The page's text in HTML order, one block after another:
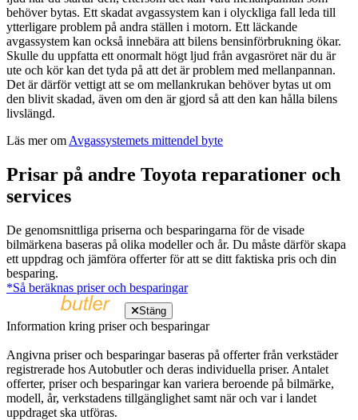
behöver bytas. Ett skadat avgassystem kan i olyckliga fall leda till
ytterligare problem på andra ställen i motorn. Ett läckande
avgassystem kan också innebära att bilens bensinförbrukning ökar.
Skulle du uppfatta ett onormalt högt ljud från avgasröret när du är
ute och kör kan det tyda på att det är problem med mellanpannan.
Det är därför vettigt att se om mellankrukan behöver bytas ut om
den blivit skadad, även om den är gjord så att den kan hålla bilens
livslängd.
Läs mer om Avgassystemets mittendel byte
Prisar på andre Toyota reparationer och
services
De genomsnittliga priserna och besparingarna för de visade
bilmärkena baseras på olika modeller och år. Du måste därför skapa
ett uppdrag och jämföra offerter för att se ditt faktiska pris och din
besparing.
*Så beräknas priser och besparingar
Stäng
Information kring priser och besparingar
Angivna priser och besparingar baseras på offerter från verkstäder
registrerade hos Autobutler och deras individuella priser. Antalet
offerter, priser och besparingar kan variera beroende på bilmärke,
modell, år, verkstadens tillgänglighet samt när och var i landet
uppdraget ska utföras.